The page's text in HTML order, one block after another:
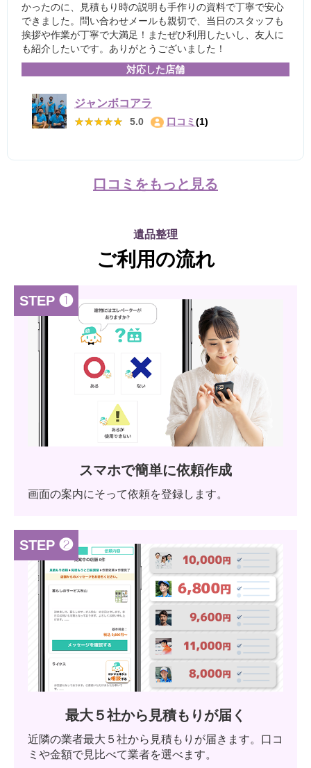
かったのに、見積もり時の説明も手作りの資料で丁寧で安心
できました。問い合わせメールも親切で、当日のスタッフも
挨拶や作業が丁寧で大満足！またぜひ利用したいし、友人に
も紹介したいです。ありがとうございました！
対応した店舗
ジャンボコアラ
★★★★★
★★★★★ 5.0 口コミ (1)
口コミをもっと見る
遺品整理
ご利用の流れ
STEP ❶
スマホで簡単に依頼作成
画面の案内にそって依頼を登録します。
STEP ❷
最大５社から見積もりが届く
近隣の業者最大５社から見積もりが届きます。口コ
ミや金額で見比べて業者を選べます。